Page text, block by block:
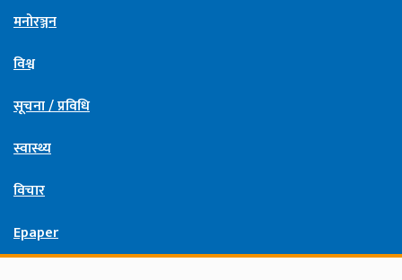
मनोरञ्जन
विश्व
सूचना / प्रविधि
स्वास्थ्य
विचार
Epaper